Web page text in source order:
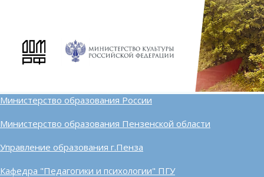
Министерство образования России
Министерство образования Пензенской области
Управление образования г.Пенза
Кафедра "Педагогики и психологии" ПГУ